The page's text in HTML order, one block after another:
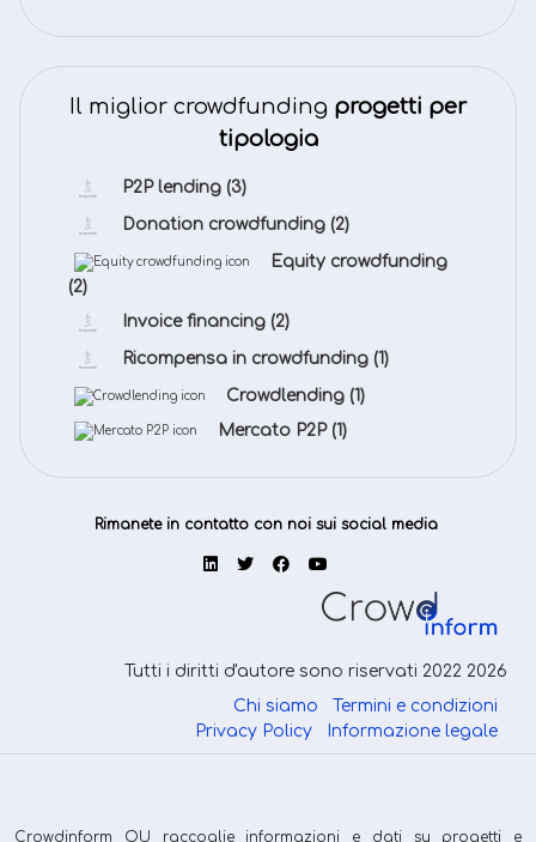
Il miglior crowdfunding progetti per
tipologia
P2P lending (3)
Donation crowdfunding (2)
Equity crowdfunding
(2)
Invoice financing (2)
Ricompensa in crowdfunding (1)
Crowdlending (1)
Mercato P2P (1)
Rimanete in contatto con noi sui social media
Tutti i diritti d'autore sono riservati 2022 2026
Chi siamo
Termini e condizioni
Privacy Policy
Informazione legale
Crowdinform OU raccoglie informazioni e dati su progetti e